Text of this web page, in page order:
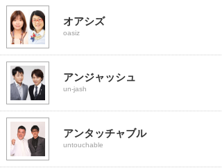
オアシズ
oasiz
アンジャッシュ
un-jash
アンタッチャブル
untouchable